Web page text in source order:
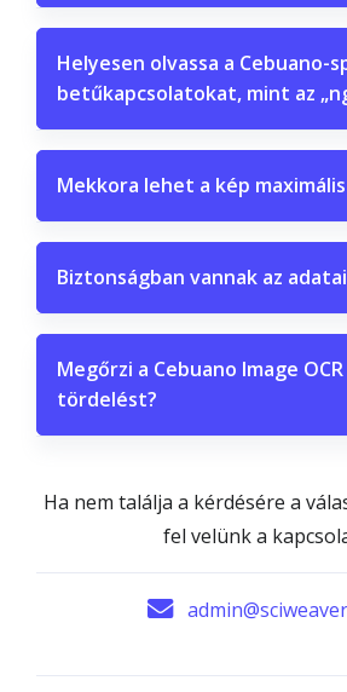
Helyesen olvassa a Cebuano-
betűkapcsolatokat, mint az
Mekkora lehet a kép
Biztonságban vannak az
Megőrzi a Cebuano Image
tördelést?
Ha nem találja a kérdésére a
fel velünk a